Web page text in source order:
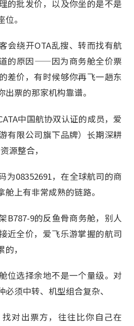
的批发价，以及你坐的是不是
。
会绕开OTA乱搜、转而找有航
的原因——因为商务舱全价票
差价，有时候够你再飞一趟东
票的那家机构靠谱。
中国航协双认证的成员，爱
有限公司旗下品牌）长期深耕
源整合，
为08352691，在全球航司的商
上有非常成熟的链路。
B787-9的反鱼骨商务舱，别人
近全价，爱飞乐游掌握的航司
，
位选择余地不是一个量级。对
须中转、机型组合复杂、
对出票方，往往比你自己在